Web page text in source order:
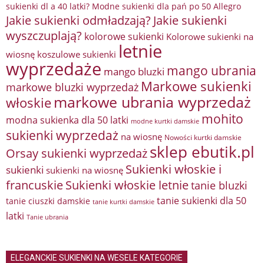
sukienki dl a 40 latki? Modne sukienki dla pań po 50 Allegro
Jakie sukienki odmładzają? Jakie sukienki
wyszczuplają? kolorowe sukienki Kolorowe sukienki na
wiosnę koszulowe sukienki letnie
wyprzedaże mango bluzki mango ubrania
markowe bluzki wyprzedaż Markowe sukienki
włoskie markowe ubrania wyprzedaż
modna sukienka dla 50 latki modne kurtki damskie mohito
sukienki wyprzedaż na wiosnę Nowości kurtki damskie
Orsay sukienki wyprzedażsklep ebutik.pl
sukienki sukienki na wiosnę Sukienki włoskie i
francuskieSukienki włoskie letnietanie bluzki
tanie ciuszki damskie tanie kurtki damskie tanie sukienki dla 50
latki Tanie ubrania
ELEGANCKIE SUKIENKI NA WESELE KATEGORIE